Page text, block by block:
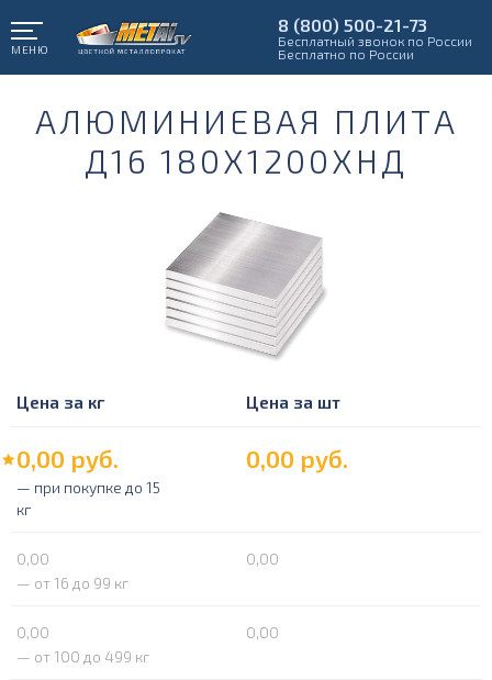
МЕНЮ
8 (800) 500-21-73
Бесплатный звонок по России
Бесплатно по России
АЛЮМИНИЕВАЯ ПЛИТА
Д16 180Х1200ХНД
Цена за кг Цена за шт
0,00 руб. 0,00 руб.
— при покупке до 15
кг
0,00
0,00
— от 16 до 99 кг
0,00
0,00
— от 100 до 499 кг